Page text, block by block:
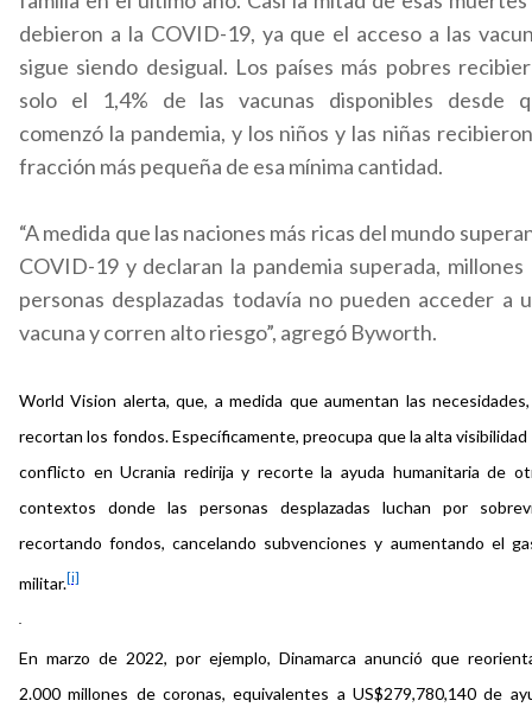
debieron a la COVID-19, ya que el acceso a las
sigue siendo desigual. Los países más pobres
solo el 1,4% de las vacunas disponibles desde
comenzó la pandemia, y los niños y las niñas
fracción más pequeña de esa mínima cantidad.
“A medida que las naciones más ricas del mundo
COVID-19 y declaran la pandemia superada, millones
personas desplazadas todavía no pueden acceder a
vacuna y corren alto riesgo”, agregó Byworth.
World Vision alerta, que, a medida que aumentan las
recortan los fondos. Específicamente, preocupa que la alta visibilidad
conflicto en Ucrania redirija y recorte la ayuda humanitaria de
contextos donde las personas desplazadas luchan por
recortando fondos, cancelando subvenciones y aumentando el
militar.[i]
En marzo de 2022, por ejemplo, Dinamarca anunció que
2.000 millones de coronas, equivalentes a US$279,780,140 de